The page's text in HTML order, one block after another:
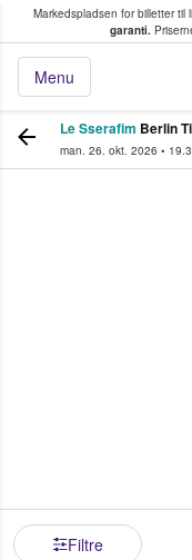
Markedspladsen for billetter til
garanti.
Menu
køber og
Le Sserafim Berlin
man. 26. okt. 2026 •
Filtre